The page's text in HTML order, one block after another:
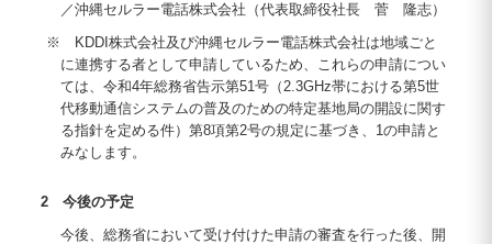
／沖縄セルラー電話株式会社（代表取締役社長 菅 隆志）
※ KDDI株式会社及び沖縄セルラー電話株式会社は地域ごと
に連携する者として申請しているため、これらの申請につい
ては、令和4年総務省告示第51号（2.3GHz帯における第5世
代移動通信システムの普及のための特定基地局の開設に関す
る指針を定める件）第8項第2号の規定に基づき、1の申請と
みなします。
2 今後の予定
今後、総務省において受け付けた申請の審査を行った後、開